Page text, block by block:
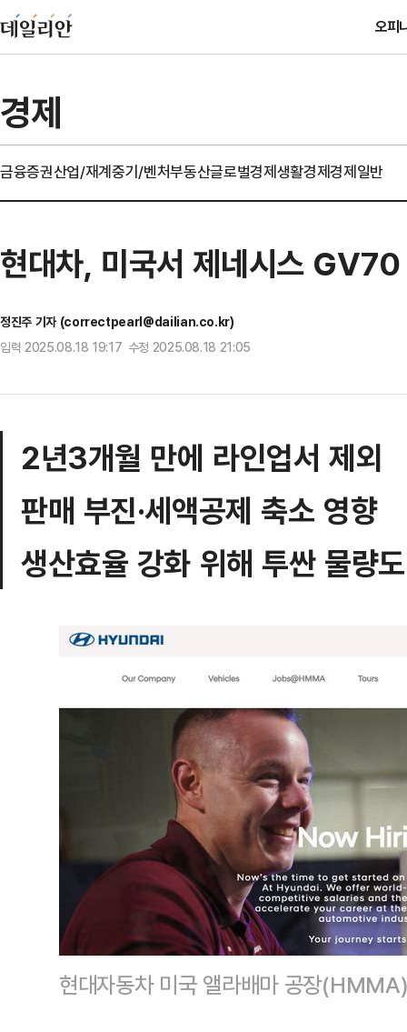
오피
경제
금융증권산업/재계중기/벤처부동산글로벌경제생활경제경제일반
현대차, 미국서 제네시스
정진주 기자 (correctpearl@dailian.co.kr)
입력 2025.08.18 19:17 수정 2025.08.18 21:05
2년3개월 만에 라인업서 제외
판매 부진·세액공제 축소 영향
생산효율 강화 위해 투싼 물량
현대자동차 미국 앨라배마 공장